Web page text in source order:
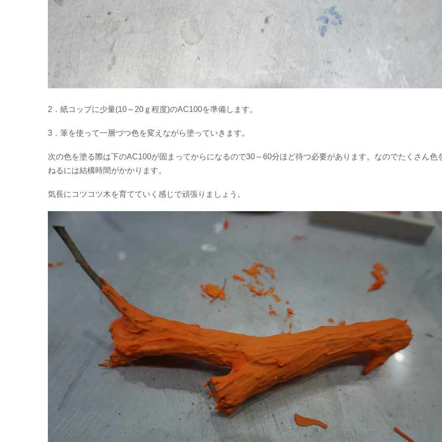
2．紙コップに少量(10～20ｇ程度)のAC100を準備します。
3．筆を使って一層づつ色を変えながら塗っていきます。
次の色を塗る際は下のAC100が固まってからになるので30～60分ほど待つ必要があります。なのでたくさん色
ねるには結構時間がかかります。
気長にコツコツ木を育てていく感じで頑張りましょう。